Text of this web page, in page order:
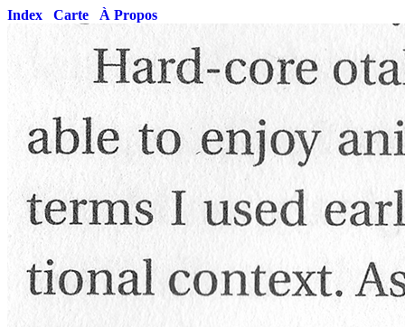
Index Carte À Propos